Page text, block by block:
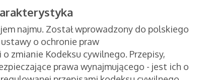
najmu. Został wprowadzony do polskiego
o ochronie praw
zmianie Kodeksu cywilnego. Przepisy,
prawa wynajmującego - jest ich o